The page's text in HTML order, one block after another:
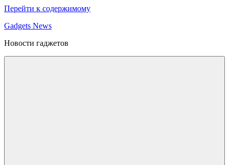
Перейти к содержимому
Gadgets News
Новости гаджетов